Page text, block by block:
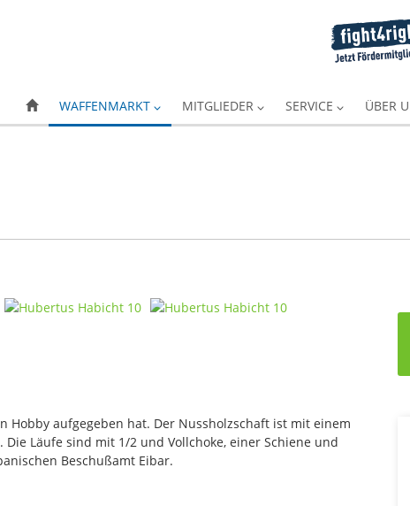
WAFFENMARKT MITGLIEDER SERVICE ÜBER
Hobby aufgegeben hat. Der Nussholzschaft ist mit einem
Läufe sind mit 1/2 und Vollchoke, einer Schiene und
Beschußamt Eibar.